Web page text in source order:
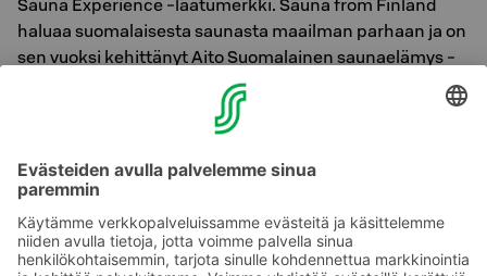
Sauna Experience -laatumerkki. Sauna from Finland
haluaa suomalaisesta saunasta maailman parhaan ja on
sen vuoksi kehittänyt Aito Suomalainen saunaelämys -
laatukäsikirjan sekä Authentic Finnish Sauna
Experience -sertifikaatin laatumerkiksi saunapalveluita
Mukavia saunaelämyksiä!